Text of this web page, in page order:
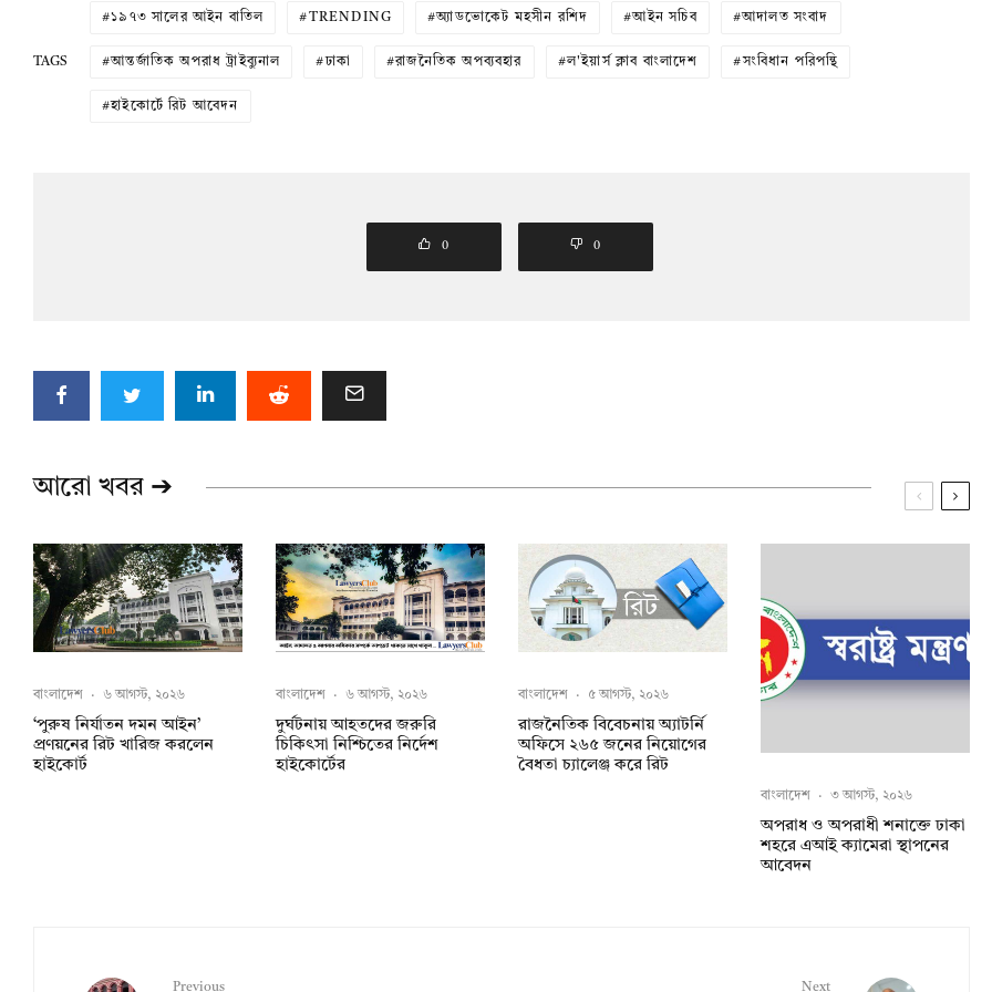
TAGS
১৯৭৩ সালের আইন বাতিল TRENDING অ্যাডভোকেট মহসীন রশিদ আইন সচিব আদালত সংবাদ
আন্তর্জাতিক অপরাধ ট্রাইব্যুনাল ঢাকা রাজনৈতিক অপব্যবহার ল'ইয়ার্স ক্লাব বাংলাদেশ সংবিধান পরিপন্থি
হাইকোর্টে রিট আবেদন
0 0
আরো খবর ➔
বাংলাদেশ · ৬ আগস্ট, ২০২৬
‘পুরুষ নির্যাতন দমন আইন’
প্রণয়নের রিট খারিজ করলেন
হাইকোর্ট
বাংলাদেশ · ৬ আগস্ট, ২০২৬
দুর্ঘটনায় আহতদের জরুরি
চিকিৎসা নিশ্চিতের নির্দেশ
হাইকোর্টের
বাংলাদেশ · ৫ আগস্ট, ২০২৬
রাজনৈতিক বিবেচনায় অ‍্যাটর্নি
অফিসে ২৬৫ জনের নিয়োগের
বৈধতা চ্যালেঞ্জ করে রিট
বাংলাদেশ · ৩ আগস্ট, ২০২৬
অপরাধ ও অপরাধী শনাক্তে ঢাকা
শহরে এআই ক্যামেরা স্থাপনের
আবেদন
Previous Next